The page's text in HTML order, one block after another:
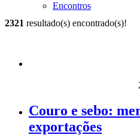
Encontros
2321 resultado(s) encontrado(s)!
Couro e sebo:
exportações